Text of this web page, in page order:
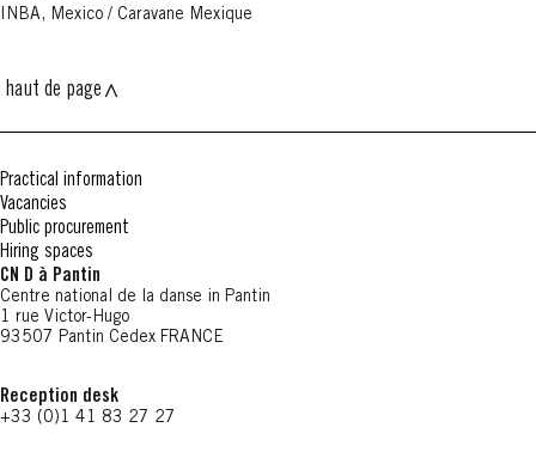
INBA, Mexico / Caravane Mexique
haut de page
Practical information
Vacancies
Public procurement
Hiring spaces
CN D à Pantin
Centre national de la danse in Pantin
1 rue Victor-Hugo
93507 Pantin Cedex FRANCE
Reception desk
+33 (0)1 41 83 27 27